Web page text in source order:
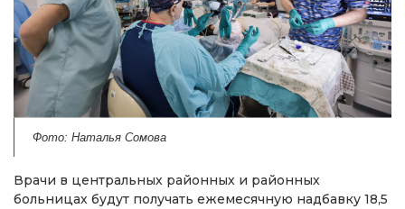
Фото: Наталья Сомова
Врачи в центральных районных и районных
больницах будут получать ежемесячную надбавку 18,5